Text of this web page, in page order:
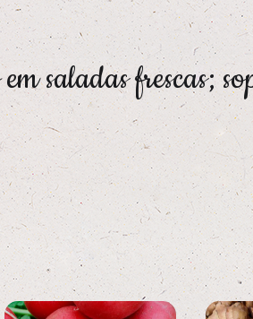
saladas frescas;